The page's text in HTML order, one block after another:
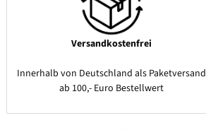
Versandkostenfrei
Innerhalb von Deutschland als Paketversand
ab 100,- Euro Bestellwert